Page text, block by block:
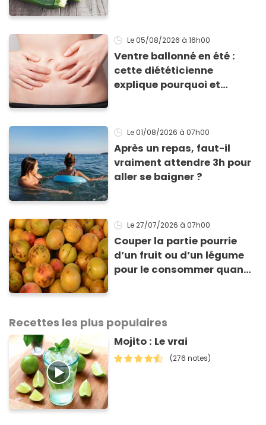
Le 05/08/2026 à 16h00
Ventre ballonné en été :
cette diététicienne
explique pourquoi et
Le 01/08/2026 à 07h00
Après un repas, faut-il
vraiment attendre 3h pour
aller se baigner ?
Le 27/07/2026 à 07h00
Couper la partie pourrie
d’un fruit ou d’un légume
pour le consommer quand
Recettes les plus populaires
Mojito : Le vrai
(276 notes)